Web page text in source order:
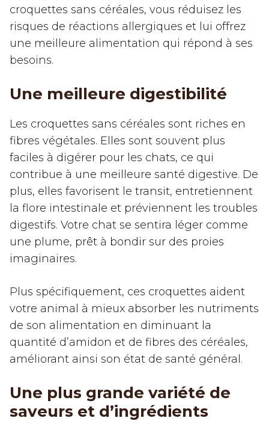
croquettes sans céréales, vous réduisez les
risques de réactions allergiques et lui offrez
une meilleure alimentation qui répond à ses
besoins.
Une meilleure digestibilité
Les croquettes sans céréales sont riches en
fibres végétales. Elles sont souvent plus
faciles à digérer pour les chats, ce qui
contribue à une meilleure santé digestive. De
plus, elles favorisent le transit, entretiennent
la flore intestinale et préviennent les troubles
digestifs. Votre chat se sentira léger comme
une plume, prêt à bondir sur des proies
imaginaires.
Plus spécifiquement, ces croquettes aident
votre animal à mieux absorber les nutriments
de son alimentation en diminuant la
quantité d’amidon et de fibres des céréales,
améliorant ainsi son état de santé général.
Une plus grande variété de
saveurs et d’ingrédients